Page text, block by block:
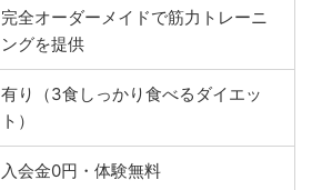
完全オーダーメイドで筋力トレーニ
ングを提供
有り（3食しっかり食べるダイエッ
ト）
入会金0円・体験無料